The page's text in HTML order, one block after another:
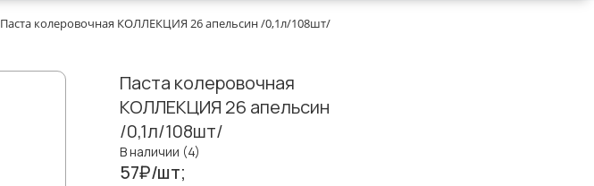
Паста колеровочная КОЛЛЕКЦИЯ 26 апельсин /0,1л/108шт/
Паста колеровочная
КОЛЛЕКЦИЯ 26 апельсин
/0,1л/108шт/
В наличии (4)
57₽/шт;